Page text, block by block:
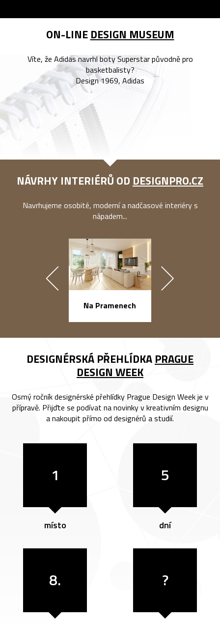
ON-LINE DESIGN MUSEUM
Víte, že Adidas navrhl boty Superstar původně pro
basketbalisty?
Design 1969, Adidas
NÁVRHY INTERIÉRŮ OD DESIGNPRO.CZ
Navrhujeme osobité, moderní a nadčasové interiéry s
nápadem...
Na Pramenech
DESIGNÉRSKÁ PŘEHLÍDKA PRAGUE
DESIGN WEEK
Osmý ročník designérské přehlídky Prague Design Week je v
přípravě. Přijďte se podívat na novinky v kreativním designu
a nakoupit přímo od designérů a studií.
1
místo
5
dní
8. ?